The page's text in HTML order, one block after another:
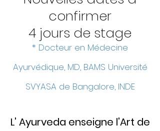
* Docteur en Médecine
Ayurvédique, MD,BAMS Université
SVYASA de Bangalore, INDE
confirmer
4 jours de stage
L' Ayurveda enseigne l'Art de